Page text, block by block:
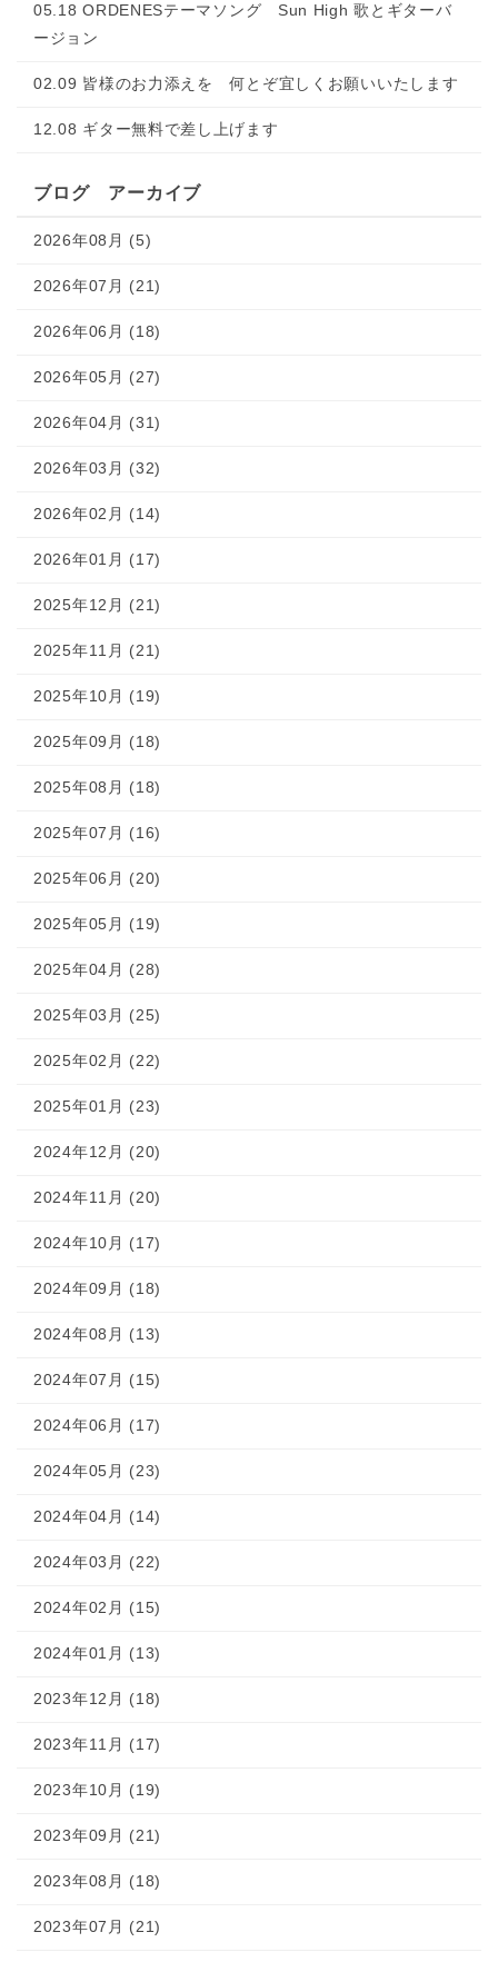
05.18 ORDENESテーマソング Sun High 歌とギターバ
ージョン
02.09 皆様のお力添えを 何とぞ宜しくお願いいたします
12.08 ギター無料で差し上げます
ブログ アーカイブ
2026年08月 (5)
2026年07月 (21)
2026年06月 (18)
2026年05月 (27)
2026年04月 (31)
2026年03月 (32)
2026年02月 (14)
2026年01月 (17)
2025年12月 (21)
2025年11月 (21)
2025年10月 (19)
2025年09月 (18)
2025年08月 (18)
2025年07月 (16)
2025年06月 (20)
2025年05月 (19)
2025年04月 (28)
2025年03月 (25)
2025年02月 (22)
2025年01月 (23)
2024年12月 (20)
2024年11月 (20)
2024年10月 (17)
2024年09月 (18)
2024年08月 (13)
2024年07月 (15)
2024年06月 (17)
2024年05月 (23)
2024年04月 (14)
2024年03月 (22)
2024年02月 (15)
2024年01月 (13)
2023年12月 (18)
2023年11月 (17)
2023年10月 (19)
2023年09月 (21)
2023年08月 (18)
2023年07月 (21)